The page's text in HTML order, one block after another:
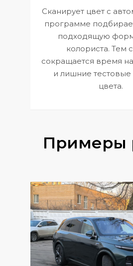
Сканирует цвет с
программе
подходящую
колориста. Тем
сокращается время
и лишние
цвета.
Примеры